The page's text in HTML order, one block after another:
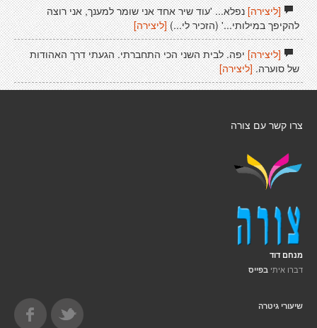
[ליצירה]נפלא... 'עוד שיר אחד אני שומר למענך, אני רוצה
להקיפך במילותי...' (הזכיר לי...) [ליצירה]
[ליצירה]יפה. לבית השני הכי התחברתי. הגעתי דרך האהודות
של סוערה. [ליצירה]
צרו קשר עם צורה
מנחם דוד
דברו איתי בפייס
שיעורי גיטרה